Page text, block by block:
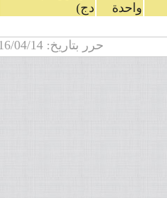
واحدة
دج)
حرر بتاريخ: 2016/04/14 | عدد التصفحات: 8519